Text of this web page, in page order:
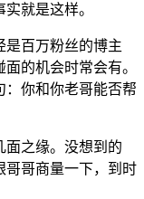
就是这样。
是百万粉丝的博主
的机会时常会有。
：你和你老哥能否帮
面之缘。没想到的
哥哥商量一下，到时